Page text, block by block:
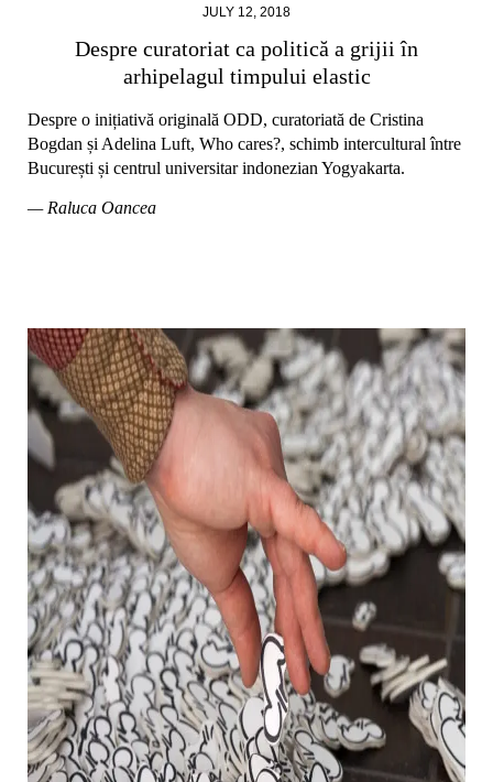
JULY 12, 2018
Despre curatoriat ca politică a grijii în
arhipelagul timpului elastic
Despre o inițiativă originală ODD, curatoriată de Cristina
Bogdan și Adelina Luft, Who cares?, schimb intercultural între
București și centrul universitar indonezian Yogyakarta.
— Raluca Oancea